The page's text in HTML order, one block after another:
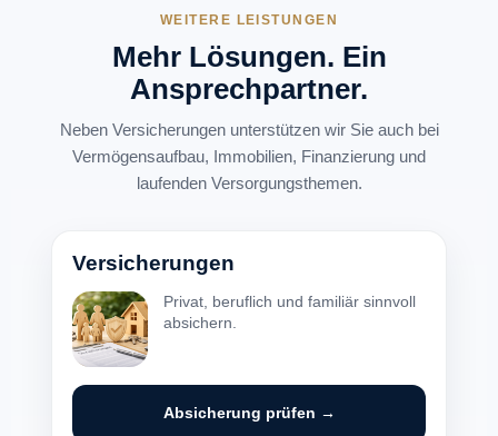
WEITERE LEISTUNGEN
Mehr Lösungen. Ein
Ansprechpartner.
Neben Versicherungen unterstützen wir Sie auch bei
Vermögensaufbau, Immobilien, Finanzierung und
laufenden Versorgungsthemen.
Versicherungen
Privat, beruflich und familiär sinnvoll
absichern.
Absicherung prüfen →